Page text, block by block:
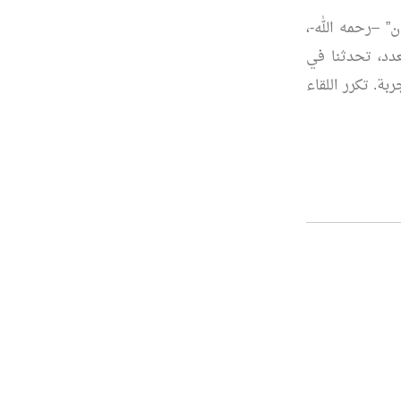
–رحمه الله-،
تحدثنا في
تكرر اللقاء